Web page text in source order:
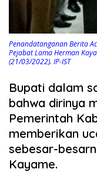
Penandatanganan Berita
Pejabat Lama Herman
(21/03/2022). IP-IST
Bupati dalam
bahwa dirinya
Pemerintah
memberikan
sebesar-
Kayame.